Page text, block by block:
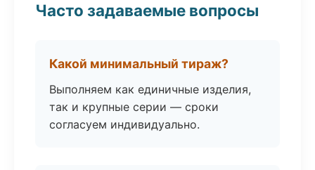
Часто задаваемые вопросы
Какой минимальный тираж?
Выполняем как единичные изделия,
так и крупные серии — сроки
согласуем индивидуально.